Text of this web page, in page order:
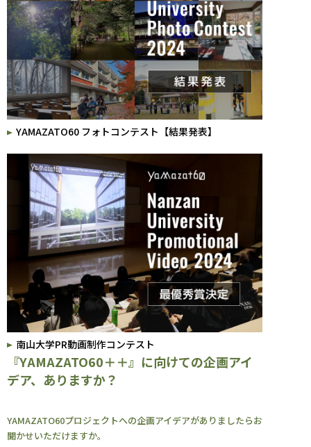
YAMAZATO60 フォトコンテスト【結果発表】
南山大学PR動画制作コンテスト
『YAMAZATO60＋＋』に向けての企画アイ
デア、ありますか？
YAMAZATO60プロジェクトへの企画アイデアがありましたらお
聞かせいただけますか。